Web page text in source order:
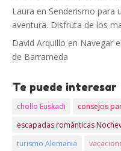
Laura en Senderismo para
aventura. Disfruta de los
David Arquillo en Navegar
de Barrameda
Te puede interesar
chollo Euskadi
consejos
escapadas románticas
turismo Alemania